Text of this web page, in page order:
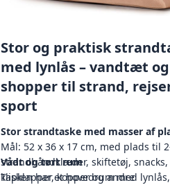
Stor og praktisk
med lynlås – vandtæt
shopper til strand,
sport
Stor strandtaske med masser af
Mål: 52 x 36 x 17 cm, med plads til
strandhåndklæder, skiftetøj, snacks,
klipklapper, kopper og andre
Vådt og tørt rum
Tasken har et hovedrum med